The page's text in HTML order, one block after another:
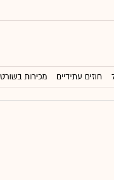
חוזים עתידיים מכירות בשורט